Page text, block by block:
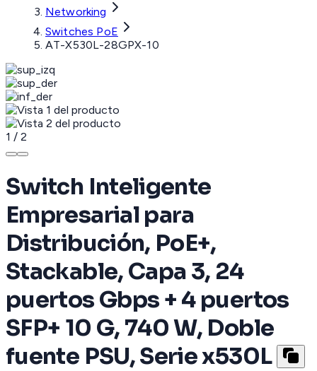
Networking
Switches PoE
AT-X530L-28GPX-10
1 / 2
Switch Inteligente
Empresarial para
Distribución, PoE+,
Stackable, Capa 3, 24
puertos Gbps + 4 puertos
SFP+ 10 G, 740 W, Doble
fuente PSU, Serie x530L